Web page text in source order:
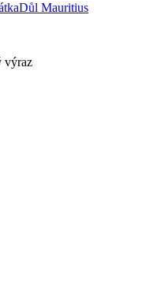
Důl Mauritius
výraz